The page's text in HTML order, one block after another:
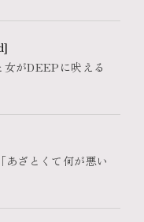
がDEEPに吠える
ざとくて何が悪い